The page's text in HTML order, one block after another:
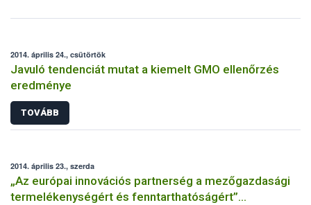
ellenőrzéssorozat középpontjában ezúttal az élelmiszer
2014. április 24., csütörtök
Javuló tendenciát mutat a kiemelt GMO ellenőrzés
eredménye
TOVÁBB
2014. április 23., szerda
„Az európai innovációs partnerség a mezőgazdasági
termelékenységért és fenntarthatóságért”